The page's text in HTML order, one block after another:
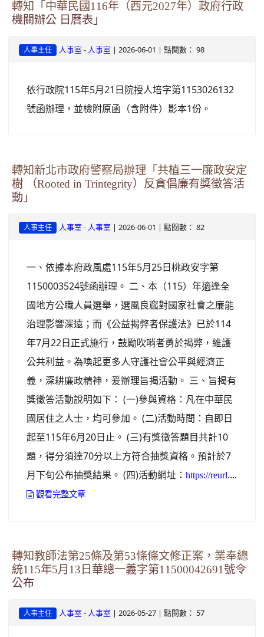
轉知「中華民國116年（西元2027年）政府行政
機關辦公 日曆表」
人事主任 人事室 - 人事室 | 2026-06-01 | 點閱數： 98
依行政院115年5月21日院授人培字第1153026132
號函辦理，並檢附原函（含附件）影本1份。
轉知新北市政府警察局辦理「共植三一廉政安定
樹 （Rooted in Trintegrity）反貪倡廉有獎徵答活
動」
人事主任 人事室 - 人事室 | 2026-06-01 | 點閱數： 82
一、依據本府政風處115年5月25日桃政安字第
1150003524號函辦理。 二、本（115）年適逢全
國地方公職人員選舉，選風良窳對國家社會之廉能
治理影響深遠；而《公益揭弊者保護法》已於114
年7月22日正式施行，鼓勵吹哨者勇於揭弊，維護
公共利益。為喚起更多人守護社會公平與經濟正
義，深耕廉政精神，爰辦理旨揭活動。 三、旨揭有
獎徵答活動說明如下： (一)參與資格：凡在中華民
國居住之人士，均可參加。 (二)活動時間：自即日
起至115年6月20日止。 (三)有獎徵答題目共計10
題，得分須達70分以上方符合抽獎資格。預計於7
月下旬公布抽獎結果。 (四)活動網址： https://reurl....
觀看完整文章
轉知教師法第25條及第53條條文修正案，業奉總
統115年5月13日華總一義字第11500042691號令
公布
人事主任 人事室 - 人事室 | 2026-05-27 | 點閱數： 57